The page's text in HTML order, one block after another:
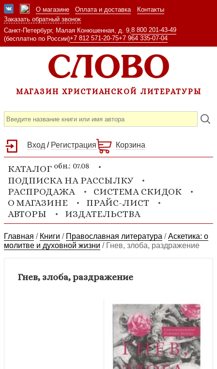
О магазине Оплата и доставка
Контакты
Заказать обратный звонок
Санкт-Петербург, Малая Конюшенная, д. 9, 8 800 201-43-49
(бесплатно по России)+7 812 571-20-75+7 964 335-07-04
МАГАЗИН ХРИСТИАНСКОЙ ЛИТЕРАТУРЫ
Вход / Регистрация Корзина
КАТАЛОГ обн.: 07.08
ПОДПИСКА НА РАССЫЛКУ
РАСПРОДАЖА
СИСТЕМА СКИДОК
О МАГАЗИНЕ
ПРАЙС-ЛИСТ
АВТОРЫ
ИЗДАТЕЛЬСТВА
Главная / Книги / Православная литература /Аскетика: о
молитве и духовной жизни / Гнев, злоба, раздражение
Гнев, злоба, раздражение